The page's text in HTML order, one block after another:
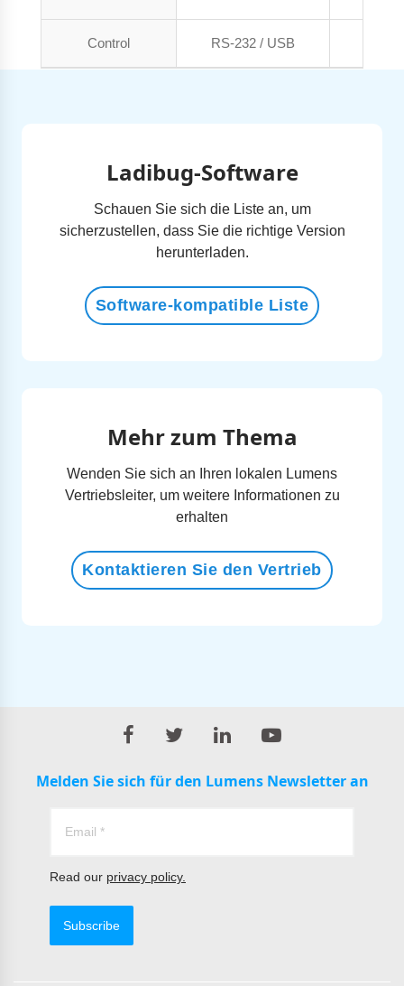
Control RS-232 / USB
Ladibug-Software
Schauen Sie sich die Liste an, um
sicherzustellen, dass Sie die richtige Version
herunterladen.
Software-kompatible Liste
Mehr zum Thema
Wenden Sie sich an Ihren lokalen Lumens
Vertriebsleiter, um weitere Informationen zu
erhalten
Kontaktieren Sie den Vertrieb
Melden Sie sich für den Lumens Newsletter an
Read our privacy policy.
Subscribe